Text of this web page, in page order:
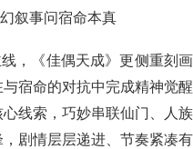
叙事问宿命本真
，《佳偶天成》更侧重刻画
宿命的对抗中完成精神觉醒
线索，巧妙串联仙门、人族
剧情层层递进、节奏紧凑有